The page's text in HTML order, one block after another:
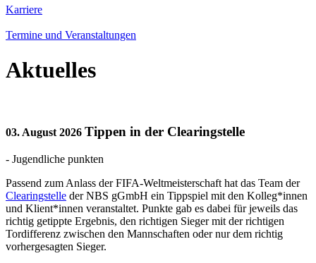
Karriere
Termine und Veranstaltungen
Aktuelles
03. August 2026 Tippen in der Clearingstelle
- Jugendliche punkten
Passend zum Anlass der FIFA-Weltmeisterschaft hat das Team der
Clearingstelle der NBS gGmbH ein Tippspiel mit den Kolleg*innen
und Klient*innen veranstaltet. Punkte gab es dabei für jeweils das
richtig getippte Ergebnis, den richtigen Sieger mit der richtigen
Tordifferenz zwischen den Mannschaften oder nur dem richtig
vorhergesagten Sieger.